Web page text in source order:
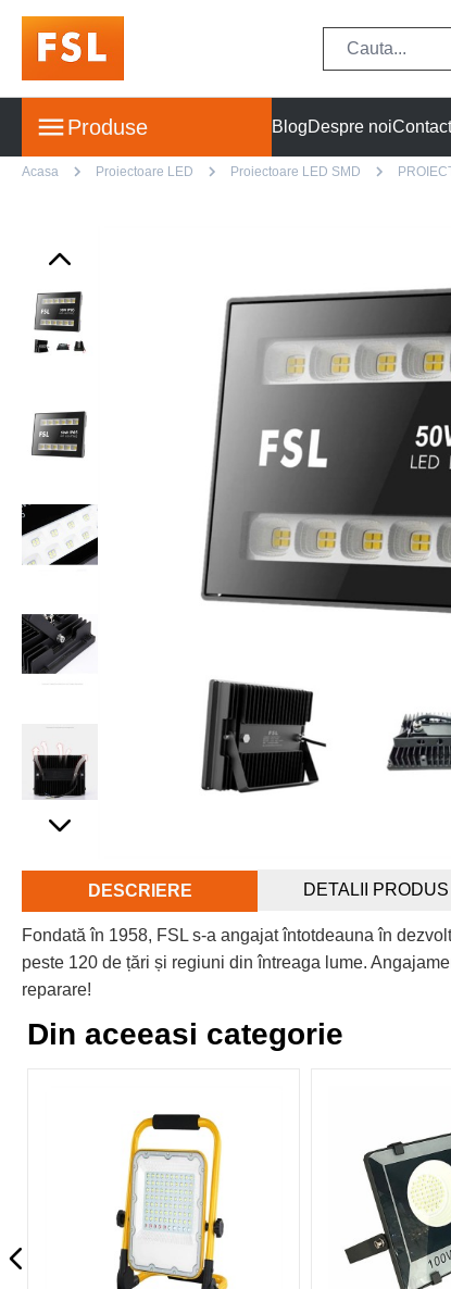
Produse BlogDespre noiContact
Acasa Proiectoare LED Proiectoare LED SMD
DESCRIERE DETALII PRODUS
Fondată în 1958, FSL s-a angajat întotdeauna în
peste 120 de țări și regiuni din întreaga lume.
reparare!
Din aceeasi categorie